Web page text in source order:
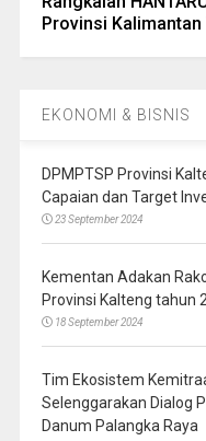
Provinsi
EKONOMI & BISNIS
DPMPTSP Provinsi
Capaian dan Target
23 September 2024
Kementan Adakan
Provinsi Kalteng tahun
18 September 2024
Tim Ekosistem
Selenggarakan Dialog
Danum Palangka Raya